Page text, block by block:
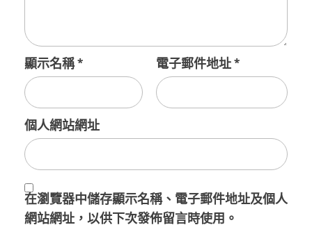
顯示名稱* 電子郵件地址*
個人網站網址
在瀏覽器中儲存顯示名稱、電子郵件地址及個人
網站網址，以供下次發佈留言時使用。